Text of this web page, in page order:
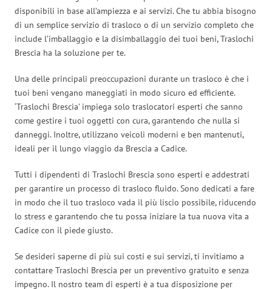
disponibili in base all’ampiezza e ai servizi. Che tu abbia bisogno
di un semplice servizio di trasloco o di un servizio completo che
include l’imballaggio e la disimballaggio dei tuoi beni, Traslochi
Brescia ha la soluzione per te.
Una delle principali preoccupazioni durante un trasloco è che i
tuoi beni vengano maneggiati in modo sicuro ed efficiente.
‘Traslochi Brescia’ impiega solo traslocatori esperti che sanno
come gestire i tuoi oggetti con cura, garantendo che nulla si
danneggi. Inoltre, utilizzano veicoli moderni e ben mantenuti,
ideali per il lungo viaggio da Brescia a Cadice.
Tutti i dipendenti di Traslochi Brescia sono esperti e addestrati
per garantire un processo di trasloco fluido. Sono dedicati a fare
in modo che il tuo trasloco vada il più liscio possibile, riducendo
lo stress e garantendo che tu possa iniziare la tua nuova vita a
Cadice con il piede giusto.
Se desideri saperne di più sui costi e sui servizi, ti invitiamo a
contattare Traslochi Brescia per un preventivo gratuito e senza
impegno. Il nostro team di esperti è a tua disposizione per